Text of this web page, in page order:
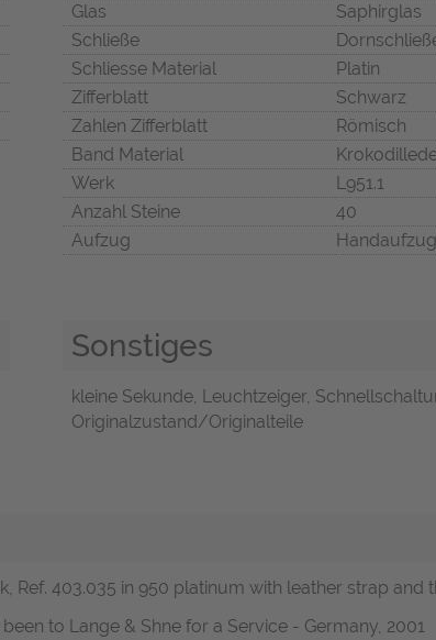
Glas
Saphirglas
Schließe
Schliesse Material
Platin
Zifferblatt
Schwarz
Zahlen Zifferblatt
Römisch
Band Material
Werk
L951.1
Anzahl Steine
40
Aufzug
Handaufzug
Sonstiges
kleine Sekunde, Leuchtzeiger,
Originalzustand/Originalteile
403.035 in 950 platinum with leather strap and
to Lange & Shne for a Service - Germany, 2001